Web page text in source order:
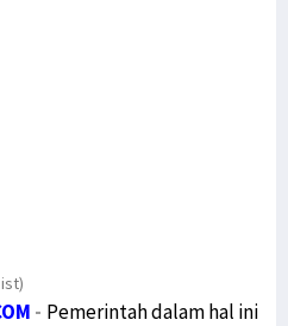
- Pemerintah dalam hal ini